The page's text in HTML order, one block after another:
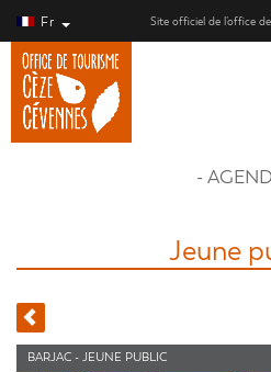
Fr Site officiel de l’office
-
Jeune
BARJAC - JEUNE PUBLIC